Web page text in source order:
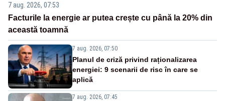
7 aug. 2026, 07:53
Facturile la energie ar putea crește cu până la 20% din
această toamnă
7 aug. 2026, 07:50
Planul de criză privind raționalizarea
energiei: 9 scenarii de risc în care se
aplică
7 aug. 2026, 07:45